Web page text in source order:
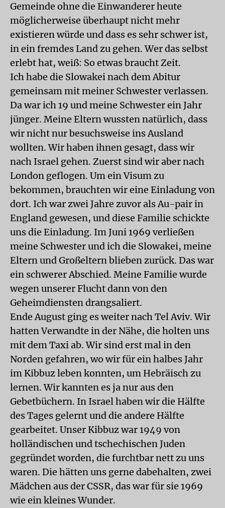
Gemeinde ohne die Einwanderer heute
möglicherweise überhaupt nicht mehr
existieren würde und dass es sehr schwer ist,
in ein fremdes Land zu gehen. Wer das selbst
erlebt hat, weiß: So etwas braucht Zeit.
Ich habe die Slowakei nach dem Abitur
gemeinsam mit meiner Schwester verlassen.
Da war ich 19 und meine Schwester ein Jahr
jünger. Meine Eltern wussten natürlich, dass
wir nicht nur besuchsweise ins Ausland
wollten. Wir haben ihnen gesagt, dass wir
nach Israel gehen. Zuerst sind wir aber nach
London geflogen. Um ein Visum zu
bekommen, brauchten wir eine Einladung von
dort. Ich war zwei Jahre zuvor als Au-pair in
England gewesen, und diese Familie schickte
uns die Einladung. Im Juni 1969 verließen
meine Schwester und ich die Slowakei, meine
Eltern und Großeltern blieben zurück. Das war
ein schwerer Abschied. Meine Familie wurde
wegen unserer Flucht dann von den
Geheimdiensten drangsaliert.
Ende August ging es weiter nach Tel Aviv. Wir
hatten Verwandte in der Nähe, die holten uns
mit dem Taxi ab. Wir sind erst mal in den
Norden gefahren, wo wir für ein halbes Jahr
im Kibbuz leben konnten, um Hebräisch zu
lernen. Wir kannten es ja nur aus den
Gebetbüchern. In Israel haben wir die Hälfte
des Tages gelernt und die andere Hälfte
gearbeitet. Unser Kibbuz war 1949 von
holländischen und tschechischen Juden
gegründet worden, die furchtbar nett zu uns
waren. Die hätten uns gerne dabehalten, zwei
Mädchen aus der CSSR, das war für sie 1969
wie ein kleines Wunder.